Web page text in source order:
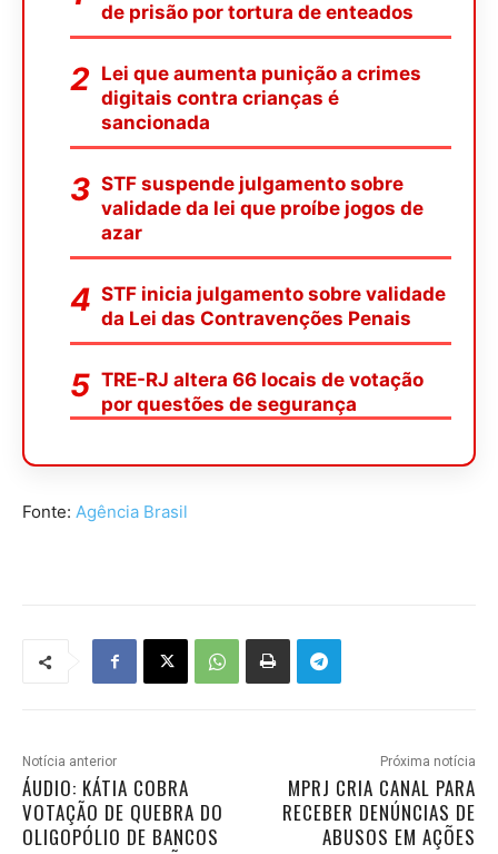
de prisão por tortura de enteados
Lei que aumenta punição a crimes
digitais contra crianças é
sancionada
STF suspende julgamento sobre
validade da lei que proíbe jogos de
azar
STF inicia julgamento sobre validade
da Lei das Contravenções Penais
TRE-RJ altera 66 locais de votação
por questões de segurança
Fonte: Agência Brasil
Notícia anterior
ÁUDIO: KÁTIA COBRA
VOTAÇÃO DE QUEBRA DO
OLIGOPÓLIO DE BANCOS
Próxima notícia
MPRJ CRIA CANAL PARA
RECEBER DENÚNCIAS DE
ABUSOS EM AÇÕES